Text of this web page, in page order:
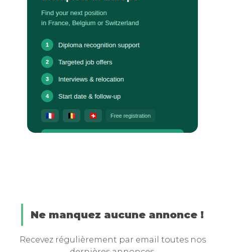
Ne manquez aucune annonce !
Recevez régulièrement par email toutes nos